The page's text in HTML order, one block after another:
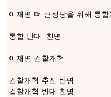
이재명 더 큰정당을 위해 통
통합 반대 -친명
이재명 검찰개혁
검찰개혁 추진-반명
검찰개혁 반대-친명